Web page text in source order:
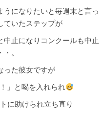
になりたいと毎週末と言っ
ていたステップが
止になりコンクールも中止
。
った彼女ですが
」と喝を入れられ
に助けられ立ち直り